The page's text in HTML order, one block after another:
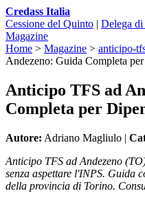
Credass Italia
Cessione del Quinto | Delega di
Magazine
Home > Magazine > anticipo-
Andezeno: Guida Completa
Anticipo TFS ad
Completa per
Autore: Adriano Magliulo |
Anticipo TFS ad Andezeno
senza aspettare l'INPS. Guida
della provincia di Torino.